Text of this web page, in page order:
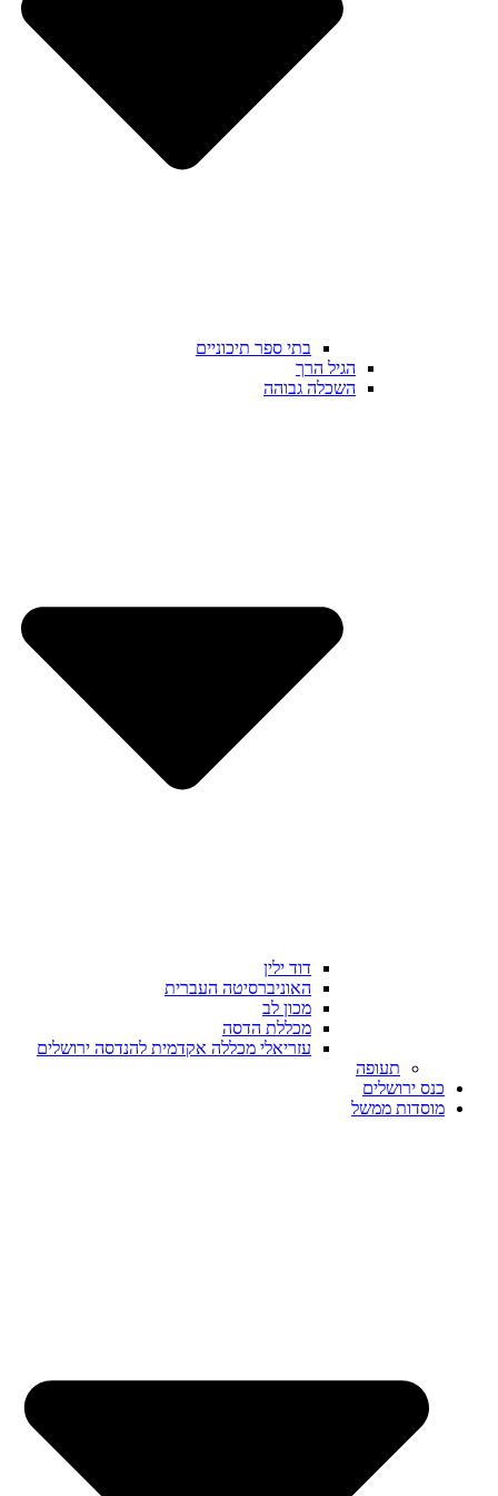
בתי ספר תיכוניים
הגיל הרך
השכלה גבוהה
דוד ילין
האוניברסיטה העברית
מכון לב
מכללת הדסה
עזריאלי מכללה אקדמית להנדסה ירושלים
תעופה
כנס ירושלים
מוסדות ממשל